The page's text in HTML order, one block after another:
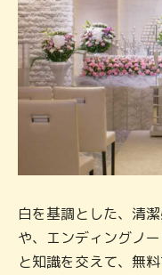
白を基調とした、清
や、エンディングノ
と知識を交えて、無